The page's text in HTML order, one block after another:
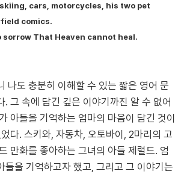
cars, motorcycles, his two pet
comics.
sorrow That Heaven cannot heal.
나도 충분히 이해할 수 있는 짧은 영어 문
. 그 속에 담긴 깊은 이야기까진 알 수 없어
아들을 기억하는 엄마의 마음이 담긴 것이
다. 스키와, 자동차, 오토바이, 2마리의 고
만화를 좋아하는 그녀의 아들 제럴드. 엄
들을 기억하고자 했고, 그리고 그 이야기는